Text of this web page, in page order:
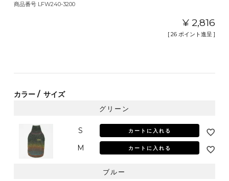
商品番号 LFW240-3200
¥ 2,816
[ 26 ポイント進呈 ]
カラー サイズ
グリーン
S カートに入れる
M カートに入れる
ブルー